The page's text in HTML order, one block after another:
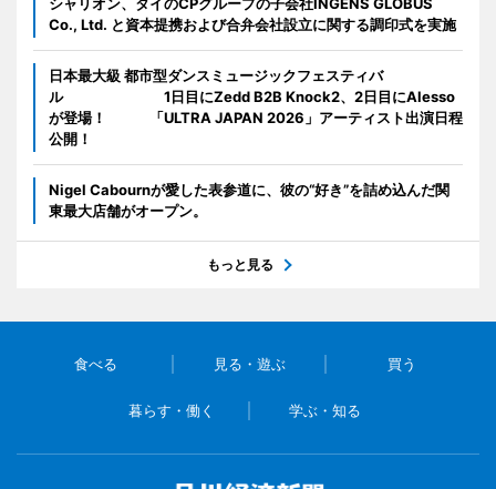
Co., Ltd. と資本提携および合弁会社設立に関する調印式を実施
日本最大級 都市型ダンスミュージックフェスティバ
ル 1日目にZedd B2B Knock2、2日目にAlesso
が登場！ 「ULTRA JAPAN 2026」アーティスト出演日程
公開！
Nigel Cabournが愛した表参道に、彼の“好き”を詰め込んだ関
東最大店舗がオープン。
もっと見る
食べる 見る・遊ぶ 買う
暮らす・働く 学ぶ・知る